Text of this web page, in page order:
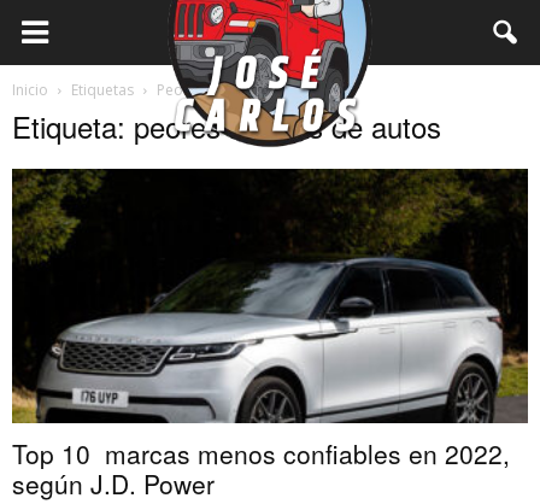
Inicio Etiquetas Peores marcas de autos
Etiqueta: peores marcas de autos
Top 10 marcas menos confiables en 2022,
según J.D. Power